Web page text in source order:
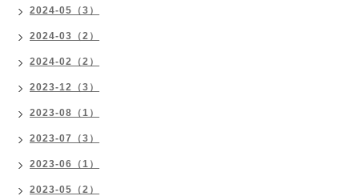
2024-05（3）
2024-03（2）
2024-02（2）
2023-12（3）
2023-08（1）
2023-07（3）
2023-06（1）
2023-05（2）